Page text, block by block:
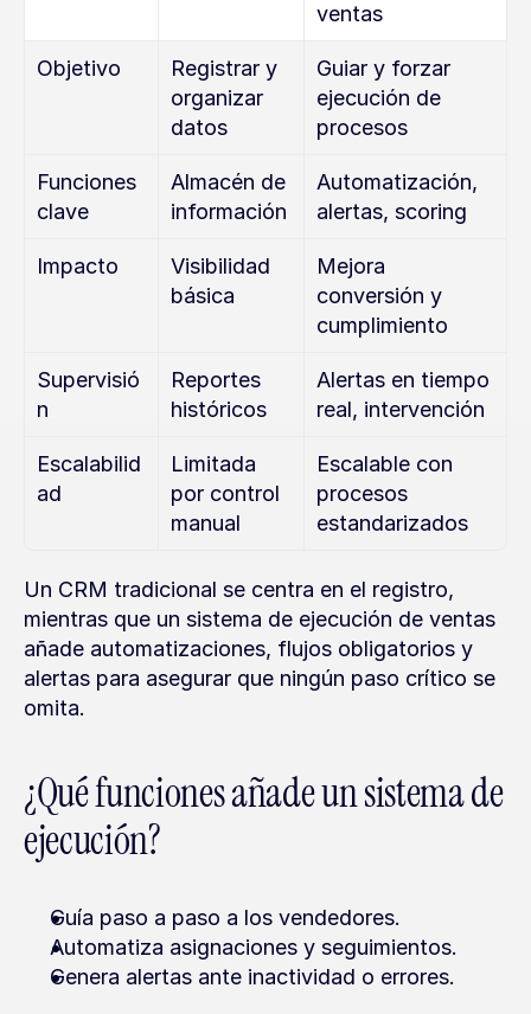
ventas
Objetivo
Registrar y
organizar
datos
Guiar y forzar
ejecución de
procesos
Funciones
clave
Almacén de
información
Automatización,
alertas, scoring
Impacto
Visibilidad
básica
Mejora
conversión y
cumplimiento
Supervisió
n
Reportes
históricos
Alertas en tiempo
real, intervención
Escalabilid
ad
Limitada
por control
manual
Escalable con
procesos
estandarizados
Un CRM tradicional se centra en el registro,
mientras que un sistema de ejecución de ventas
añade automatizaciones, flujos obligatorios y
alertas para asegurar que ningún paso crítico se
omita.
¿Qué funciones añade un sistema de
ejecución?
Guía paso a paso a los vendedores.
Automatiza asignaciones y seguimientos.
Genera alertas ante inactividad o errores.